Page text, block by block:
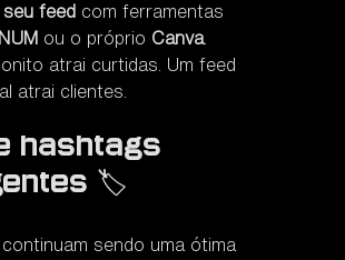
seu feed com ferramentas
ou o próprio Canva.
atrai curtidas. Um feed
atrai clientes.
hashtags
🏷️
sendo uma ótima